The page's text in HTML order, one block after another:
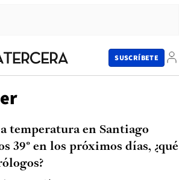
SUSCRÍBETE
temperatura en Santiago
39° en los próximos días, ¿qué